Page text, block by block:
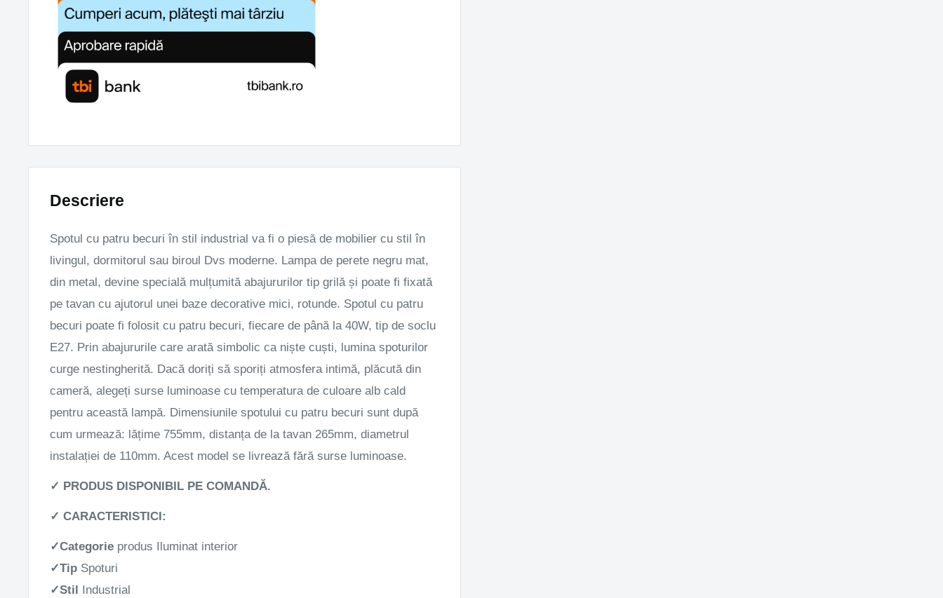
Descriere
Spotul cu patru becuri în stil industrial va fi o piesă de mobilier cu stil în
livingul, dormitorul sau biroul Dvs moderne. Lampa de perete negru mat,
din metal, devine specială mulțumită abajururilor tip grilă și poate fi fixată
pe tavan cu ajutorul unei baze decorative mici, rotunde. Spotul cu patru
becuri poate fi folosit cu patru becuri, fiecare de până la 40W, tip de soclu
E27. Prin abajururile care arată simbolic ca niște cuști, lumina spoturilor
curge nestingherită. Dacă doriți să sporiți atmosfera intimă, plăcută din
cameră, alegeți surse luminoase cu temperatura de culoare alb cald
pentru această lampă. Dimensiunile spotului cu patru becuri sunt după
cum urmează: lățime 755mm, distanța de la tavan 265mm, diametrul
instalației de 110mm. Acest model se livrează fără surse luminoase.
✓ PRODUS DISPONIBIL PE COMANDĂ.
✓ CARACTERISTICI:
✓Categorie produs Iluminat interior
✓Tip Spoturi
✓Stil Industrial